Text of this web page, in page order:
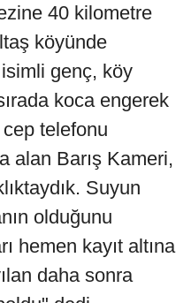
40 kilometre
köyünde
genç, köy
koca engerek
cep telefonu
alan Barış Kameri,
Suyun
olduğunu
hemen kayıt altına
daha sonra